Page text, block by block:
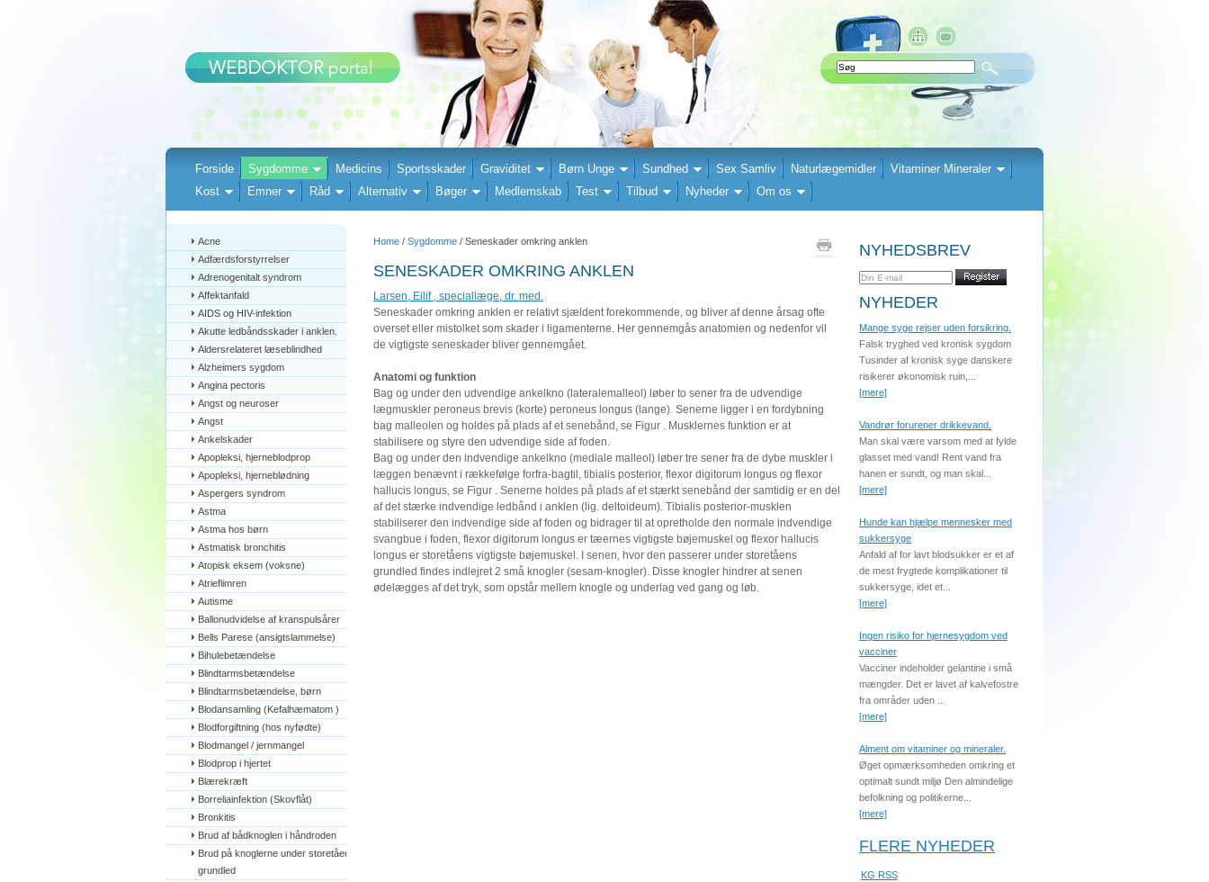
Forside Sygdomme Medicins Sportsskader Graviditet Børn Unge Sundhed Sex Samliv Naturlægemidler
Vitaminer Mineraler
Kost
Emner Råd Alternativ Bøger Medlemskab Test Tilbud Nyheder Om os
Acne
Adfærdsforstyrrelser
Adrenogenitalt syndrom
Affektanfald
AIDS og HIV-infektion
Akutte ledbåndsskader i anklen.
Aldersrelateret læseblindhed
Alzheimers sygdom
Angina pectoris
Angst og neuroser
Angst
Ankelskader
Apopleksi, hjerneblodprop
Apopleksi, hjerneblødning
Aspergers syndrom
Astma
Astma hos børn
Astmatisk bronchitis
Atopisk eksem (voksne)
Atrieflimren
Autisme
Ballonudvidelse af kranspulsårer
Bells Parese (ansigtslammelse)
Bihulebetændelse
Blindtarmsbetændelse
Blindtarmsbetændelse, børn
Blodansamling (Kefalhæmatom )
Blodforgiftning (hos nyfødte)
Blodmangel / jernmangel
Blodprop i hjertet
Blærekræft
Borreliainfektion (Skovflåt)
Bronkitis
Brud af bådknoglen i håndroden
Brud på knoglerne under storetåens
grundled
Home / Sygdomme / Seneskader omkring anklen
SENESKADER OMKRING ANKLEN
Larsen, Eilif , speciallæge, dr. med.
Seneskader omkring anklen er relativt sjældent forekommende, og bliver af denne årsag ofte
overset eller mistolket som skader i ligamenterne. Her gennemgås anatomien og nedenfor vil
de vigtigste seneskader bliver gennemgået.
Anatomi og funktion
Bag og under den udvendige ankelkno (lateralemalleol) løber to sener fra de udvendige
lægmuskler peroneus brevis (korte) peroneus longus (lange). Senerne ligger i en fordybning
bag malleolen og holdes på plads af et senebånd, se Figur . Musklernes funktion er at
stabilisere og styre den udvendige side af foden.
Bag og under den indvendige ankelkno (mediale malleol) løber tre sener fra de dybe muskler i
læggen benævnt i rækkefølge forfra-bagtil, tibialis posterior, flexor digitorum longus og flexor
hallucis longus, se Figur . Senerne holdes på plads af et stærkt senebånd der samtidig er en del
af det stærke indvendige ledbånd i anklen (lig. deltoideum). Tibialis posterior-musklen
stabiliserer den indvendige side af foden og bidrager til at opretholde den normale indvendige
svangbue i foden, flexor digitorum longus er tæernes vigtigste bøjemuskel og flexor hallucis
longus er storetåens vigtigste bøjemuskel. I senen, hvor den passerer under storetåens
grundled findes indlejret 2 små knogler (sesam-knogler). Disse knogler hindrer at senen
ødelægges af det tryk, som opstår mellem knogle og underlag ved gang og løb.
NYHEDSBREV
NYHEDER
Mange syge rejser uden forsikring.
Falsk tryghed ved kronisk sygdom
Tusinder af kronisk syge danskere
risikerer økonomisk ruin,...
[mere]
Vandrør forurener drikkevand.
Man skal være varsom med at fylde
glasset med vand! Rent vand fra
hanen er sundt, og man skal...
[mere]
Hunde kan hjælpe mennesker med
sukkersyge
Anfald af for lavt blodsukker er et af
de mest frygtede komplikationer til
sukkersyge, idet et...
[mere]
Ingen risiko for hjernesygdom ved
vacciner
Vacciner indeholder gelantine i små
mængder. Det er lavet af kalvefostre
fra områder uden ...
[mere]
Alment om vitaminer og mineraler.
Øget opmærksomheden omkring et
optimalt sundt miljø Den almindelige
befolkning og politikerne...
[mere]
FLERE NYHEDER
KG RSS